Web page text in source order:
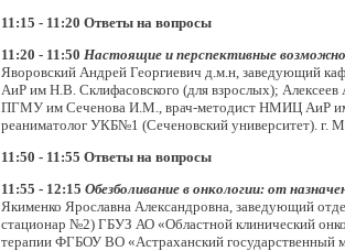
11:15 - 11:20 Ответы на вопросы
11:20 - 11:50 Настоящие и перспективные
Яворовский Андрей Георгиевич д.м.н,
АиР им Н.В. Склифасовского (для взрослых);
ПГМУ им Сеченова И.М., врач-методист НМИЦ АиР им
реаниматолог УКБ№1 (Сеченовский университет). г.
11:50 - 11:55 Ответы на вопросы
11:55 - 12:15 Обезболивание в онкологии: от
Якименко Ярославна Александровна, заведующий
стационар №2) ГБУЗ АО «Областной клинический
терапии ФГБОУ ВО «Астраханский государственный